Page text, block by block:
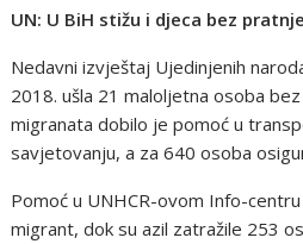
UN: U BiH stižu i djeca bez pratnje
Nedavni izvještaj Ujedinjenih
2018. ušla 21 maloljetna osoba
migranata dobilo je pomoć u
savjetovanju, a za 640 osoba
Pomoć u UNHCR-ovom Info-
migrant, dok su azil zatražile 253